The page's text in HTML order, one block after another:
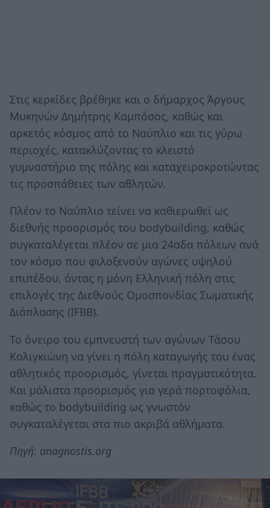
Στις κερκίδες βρέθηκε και ο δήμαρχος Άργους
Μυκηνών Δημήτρης Καμπόσος, καθώς και
αρκετός κόσμος από το Ναύπλιο και τις γύρω
περιοχές, κατακλύζοντας το κλειστό
γυμναστήριο της πόλης και καταχειροκροτώντας
τις προσπάθειες των αθλητών.
Πλέον το Ναύπλιο τείνει να καθιερωθεί ως
διεθνής προορισμός του bodybuilding, καθώς
συγκαταλέγεται πλέον σε μια 24αδα πόλεων ανά
τον κόσμο που φιλοξενούν αγώνες υψηλού
επιπέδου, όντας η μόνη Ελληνική πόλη στις
επιλογές της Διεθνούς Ομοσπονδίας Σωματικής
Διάπλασης (IFBB).
Το όνειρο του εμπνευστή των αγώνων Τάσου
Κολιγκιώνη να γίνει η πόλη καταγωγής του ένας
αθλητικός προορισμός, γίνεται πραγματικότητα.
Και μάλιστα προορισμός για γερά πορτοφόλια,
καθώς το bodybuilding ως γνωστόν
συγκαταλέγεται στα πιο ακριβά αθλήματα.
Πηγή: anagnostis.org